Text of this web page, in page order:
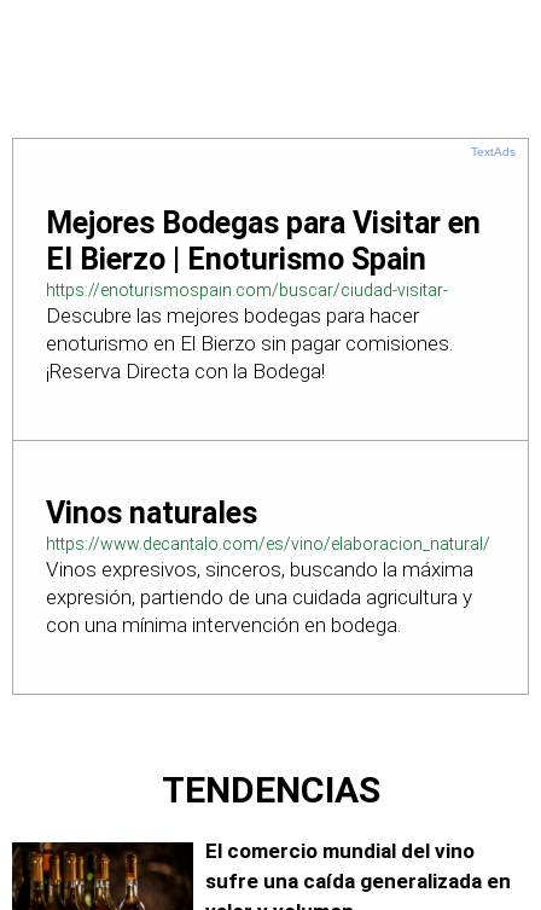
TextAds
Mejores Bodegas para Visitar en
El Bierzo | Enoturismo Spain
https://enoturismospain.com/buscar/ciudad-visitar-
bodegas-en-leon
Descubre las mejores bodegas para hacer
enoturismo en El Bierzo sin pagar comisiones.
¡Reserva Directa con la Bodega!
Vinos naturales
https://www.decantalo.com/es/vino/elaboracion_natural/
Vinos expresivos, sinceros, buscando la máxima
expresión, partiendo de una cuidada agricultura y
con una mínima intervención en bodega.
TENDENCIAS
El comercio mundial del vino
sufre una caída generalizada en